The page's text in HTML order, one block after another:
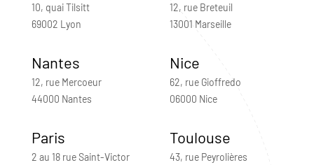
10, quai Tilsitt
69002 Lyon
12, rue Breteuil
13001 Marseille
Nantes
12, rue Mercoeur
44000 Nantes
Nice
62, rue Gioffredo
06000 Nice
Paris
2 au 18 rue Saint-Victor
Toulouse
43, rue Peyrolières